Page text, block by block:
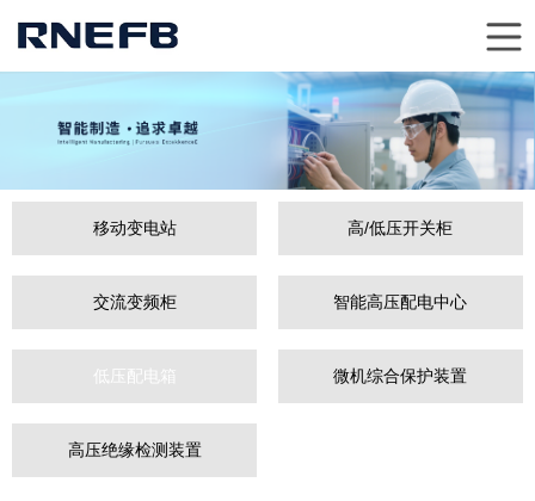
移动变电站 高/低压开关柜
交流变频柜 智能高压配电中心
低压配电箱 微机综合保护装置
高压绝缘检测装置